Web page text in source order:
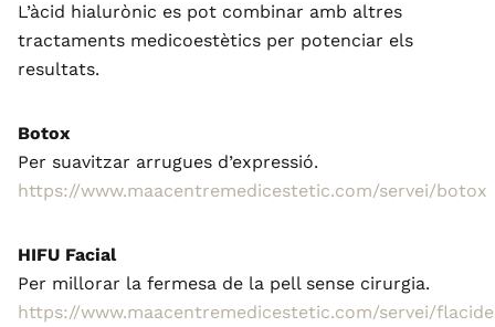
L’àcid hialurònic es pot combinar amb altres
tractaments medicoestètics per potenciar els
resultats.
Botox
Per suavitzar arrugues d’expressió.
https://www.maacentremedicestetic.com/servei/botox
HIFU Facial
Per millorar la fermesa de la pell sense cirurgia.
https://www.maacentremedicestetic.com/servei/